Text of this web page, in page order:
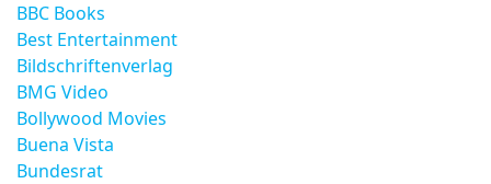
BBC Books
Best Entertainment
Bildschriftenverlag
BMG Video
Bollywood Movies
Buena Vista
Bundesrat